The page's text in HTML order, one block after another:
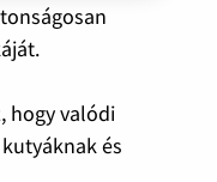
hogy valódi
és